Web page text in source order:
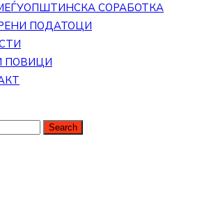
СОРАБОТКА
ПОДАТОЦИ
ПОВИЦИ